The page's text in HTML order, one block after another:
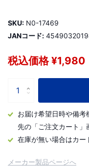
SKU: N0-17469
JANコード:
税込価格 ¥1,980
お届け希望日時や備
先の「ご注文カート」
在庫が無い場合はカー
メーカー製品ページへ